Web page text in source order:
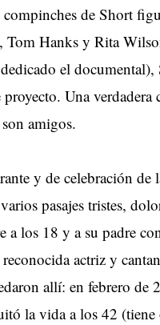
compinches de Short
Tom Hanks y Rita
el
proyecto. Una
amigos.
y de celebración de
pasajes tristes,
a los 18 y a su padre
actriz y
allí: en febrero de
la vida a los 42